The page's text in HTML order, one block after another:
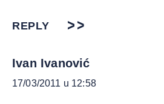
REPLY
Ivan Ivanović
17/03/2011 u 12:58